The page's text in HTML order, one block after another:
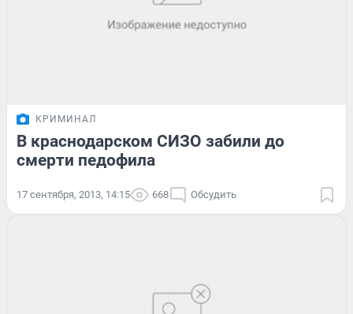
КРИМИНАЛ
В краснодарском СИЗО забили до
смерти педофила
17 сентября, 2013, 14:15 668 Обсудить